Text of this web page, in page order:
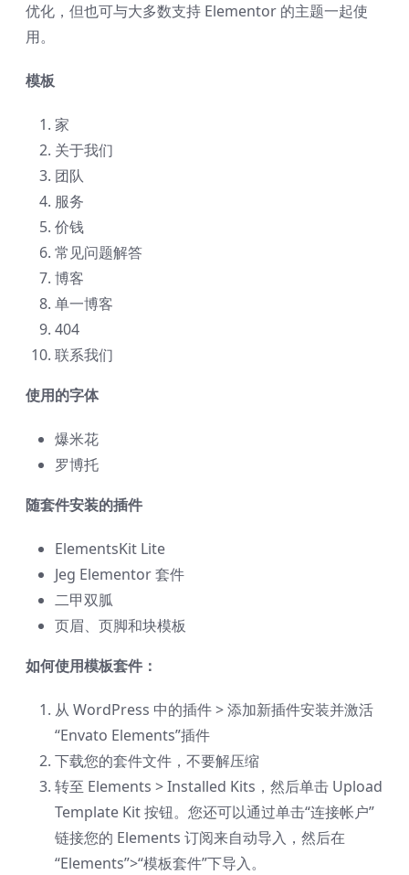
优化，但也可与大多数支持 Elementor 的主题一起使
用。
模板
家
关于我们
团队
服务
价钱
常见问题解答
博客
单一博客
404
联系我们
使用的字体
爆米花
罗博托
随套件安装的插件
ElementsKit Lite
Jeg Elementor 套件
二甲双胍
页眉、页脚和块模板
如何使用模板套件：
从 WordPress 中的插件 > 添加新插件安装并激活
“Envato Elements”插件
下载您的套件文件，不要解压缩
转至 Elements > Installed Kits，然后单击 Upload
Template Kit 按钮。您还可以通过单击“连接帐户”
链接您的 Elements 订阅来自动导入，然后在
“Elements”>“模板套件”下导入。